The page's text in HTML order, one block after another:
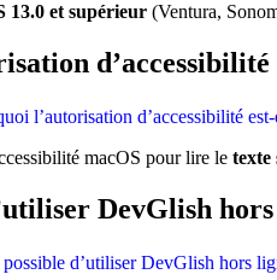
13.0 et supérieur (Ventura,
d’accessibilité
l’autorisation d’accessibilité
macOS pour lire le texte
DevGlish
d’utiliser DevGlish hors